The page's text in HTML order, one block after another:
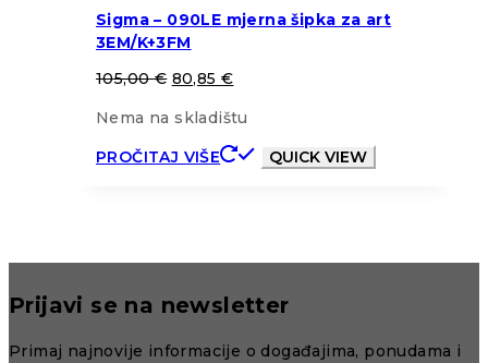
Sigma – 090LE mjerna šipka za art
3EM/K+3FM
105,00€ 80,85€
Nema na skladištu
PROČITAJ VIŠE
QUICK VIEW
Prijavi se na newsletter
Primaj najnovije informacije o događajima, ponudama i